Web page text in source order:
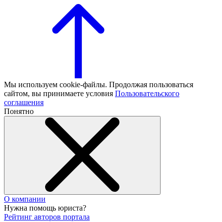
Мы используем cookie-файлы. Продолжая пользоваться
сайтом, вы принимаете условия Пользовательского
соглашения
Понятно
О компании
Нужна помощь юриста?
Рейтинг авторов портала